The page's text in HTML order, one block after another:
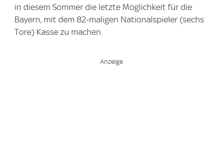
in diesem Sommer die letzte Möglichkeit für die
Bayern, mit dem 82-maligen Nationalspieler (sechs
Tore) Kasse zu machen.